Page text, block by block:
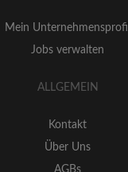
Mein Unternehmensprofil
Jobs verwalten
ALLGEMEIN
Kontakt
Über Uns
AGBs